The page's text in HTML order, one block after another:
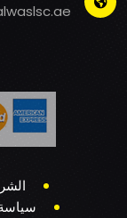
سياسة